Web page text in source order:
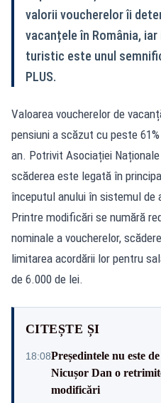
valorii voucherelor îi
vacanțele în România,
turistic este unul
PLUS.
Valoarea voucherelor de
pensiuni a scăzut cu peste
an. Potrivit Asociației
scăderea este legată în
începutul anului în sistemul de
Printre modificări se numără
nominale a voucherelor,
limitarea acordării lor pentru
de 6.000 de lei.
CITEȘTE ȘI
18:08Președintele nu este
Nicușor Dan o
modificări